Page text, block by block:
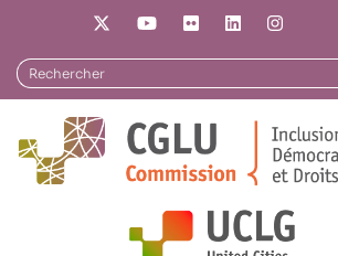
contenu
principal
Rechercher